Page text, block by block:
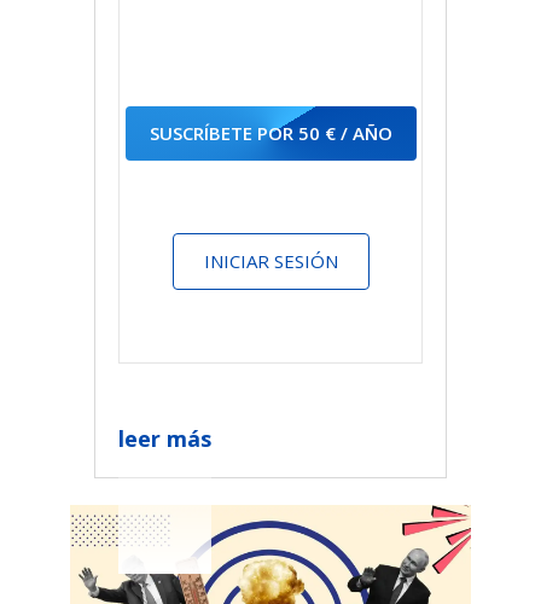
SUSCRÍBETE POR 50 € / AÑO
INICIAR SESIÓN
leer más